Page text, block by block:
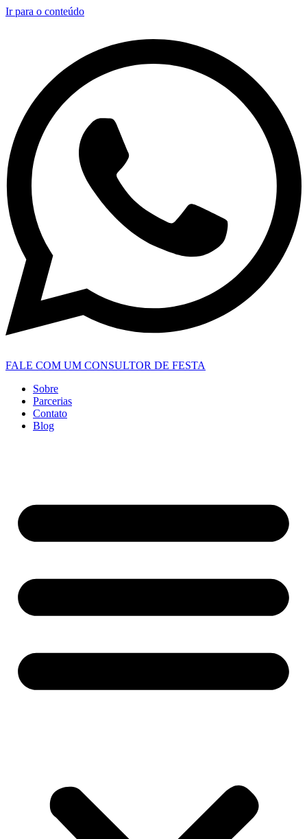
Ir para o conteúdo
FALE COM UM CONSULTOR DE FESTA
Sobre
Parcerias
Contato
Blog